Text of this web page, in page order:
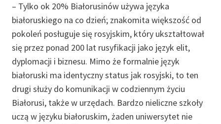
– Tylko ok 20% Białorusinów używa języka
białoruskiego na co dzień; znakomita większość od
pokoleń posługuje się rosyjskim, który ukształtował
się przez ponad 200 lat rusyfikacji jako język elit,
dyplomacji i biznesu. Mimo że formalnie język
białoruski ma identyczny status jak rosyjski, to ten
drugi służy do komunikacji w codziennym życiu
Białorusi, także w urzędach. Bardzo nieliczne szkoły
uczą w języku białoruskim, żaden uniwersytet nie